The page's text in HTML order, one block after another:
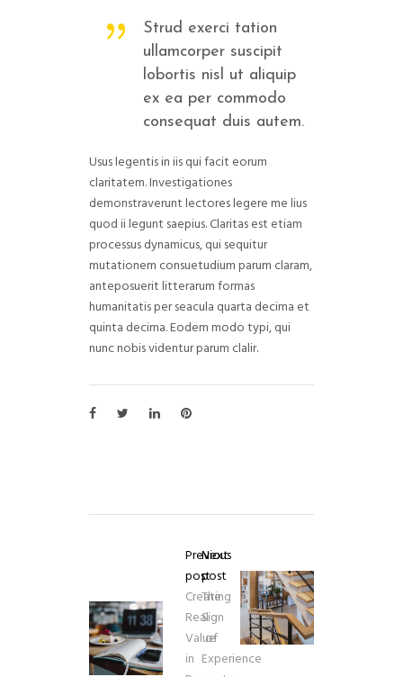
Strud exerci tation
ullamcorper suscipit
lobortis nisl ut aliquip
ex ea per commodo
consequat duis autem.
Usus legentis in iis qui facit eorum
claritatem. Investigationes
demonstraverunt lectores legere me lius
quod ii legunt saepius. Claritas est etiam
processus dynamicus, qui sequitur
mutationem consuetudium parum claram,
anteposuerit litterarum formas
humanitatis per seacula quarta decima et
quinta decima. Eodem modo typi, qui
nunc nobis videntur parum clalir.
Previous
post
Creating
Real
Value
in
Next
post
The
Sign
of
Experience